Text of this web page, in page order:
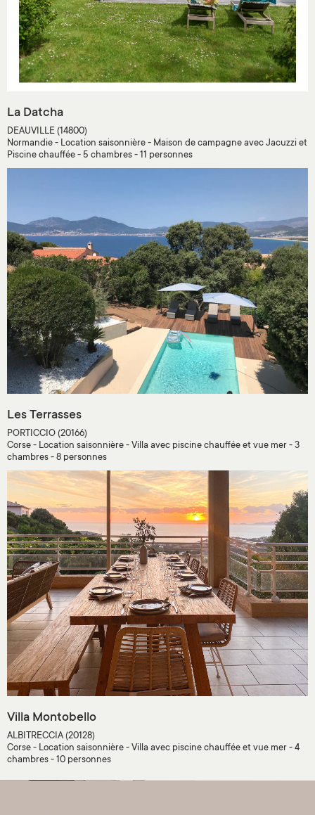
La Datcha
DEAUVILLE (14800)
Normandie - Location saisonnière - Maison de campagne avec Jacuzzi et
Piscine chauffée - 5 chambres - 11 personnes
Les Terrasses
PORTICCIO (20166)
Corse - Location saisonnière - Villa avec piscine chauffée et vue mer - 3
chambres - 8 personnes
Villa Montobello
ALBITRECCIA (20128)
Corse - Location saisonnière - Villa avec piscine chauffée et vue mer - 4
chambres - 10 personnes